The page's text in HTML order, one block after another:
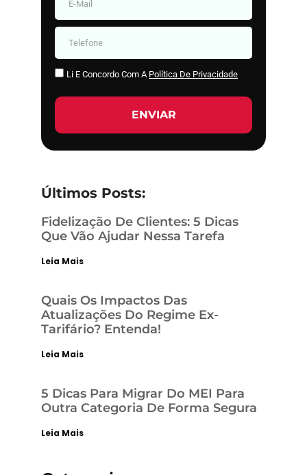
Li E Concordo Com A Política De Privacidade
ENVIAR
Últimos Posts:
Fidelização De Clientes: 5 Dicas
Que Vão Ajudar Nessa Tarefa
Leia Mais
Quais Os Impactos Das
Atualizações Do Regime Ex-
Tarifário? Entenda!
Leia Mais
5 Dicas Para Migrar Do MEI Para
Outra Categoria De Forma Segura
Leia Mais